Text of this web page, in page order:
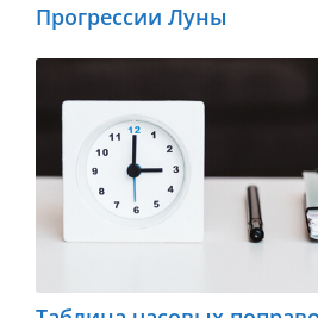
Прогрессии Луны